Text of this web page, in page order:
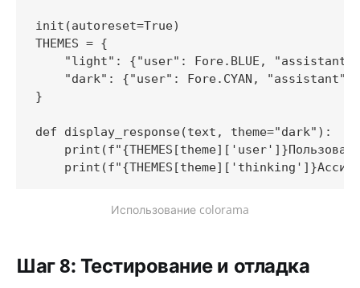
init(autoreset=True)
THEMES = {
"light": {"user": Fore.BLUE,
"dark": {"user": Fore.CYAN,
}
def display_response(text, theme="dark"):
Использование colorama
Шаг 8: Тестирование и отладка